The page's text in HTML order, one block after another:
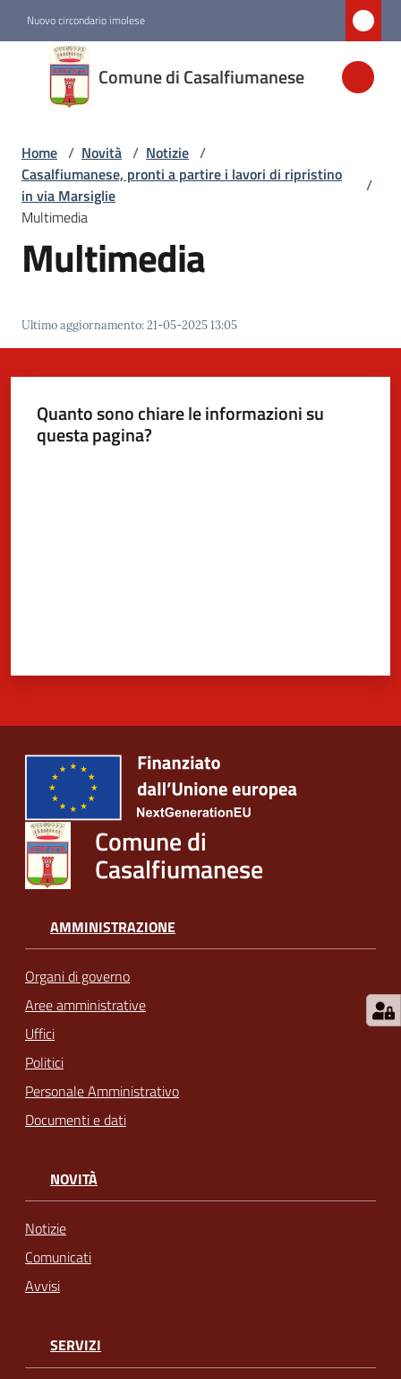
Nuovo circondario imolese
Comune di Casalfiumanese
Comune di
Casalfiumanese
Amministrazione
Novità
Vivere
Casalfiumanese
Home / Novità / Notizie /
Casalfiumanese, pronti a partire i lavori di ripristino
in via Marsiglie
/
Multimedia
Multimedia
Ultimo aggiornamento:21-05-2025 13:05
Quanto sono chiare le informazioni su
questa pagina?
Comune di
Casalfiumanese
AMMINISTRAZIONE
Organi di governo
Aree amministrative
Uffici
Politici
Personale Amministrativo
Documenti e dati
NOVITÀ
Notizie
Comunicati
Avvisi
SERVIZI